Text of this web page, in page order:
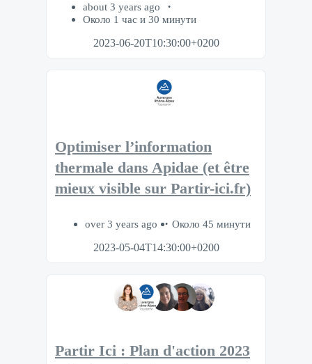
about 3 years ago
Около 1 час и 30 минути
2023-06-20T10:30:00+0200
Optimiser l’information
thermale dans Apidae (et être
mieux visible sur Partir-ici.fr)
over 3 years ago
Около 45 минути
2023-05-04T14:30:00+0200
Partir Ici : Plan d'action 2023